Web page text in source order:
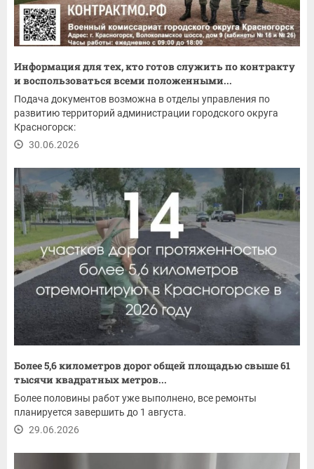
Информация для тех, кто готов служить по контракту
и воспользоваться всеми положенными...
Подача документов возможна в отделы управления по
развитию территорий администрации городского округа
Красногорск:
30.06.2026
Более 5,6 километров дорог общей площадью свыше 61
тысячи квадратных метров...
Более половины работ уже выполнено, все ремонты
планируется завершить до 1 августа.
29.06.2026